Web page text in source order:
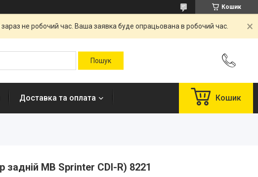
Кошик
не робочий час. Ваша заявка буде опрацьована в робочий час.
Доставка та оплата Кошик
задній MB Sprinter CDI-R) 8221